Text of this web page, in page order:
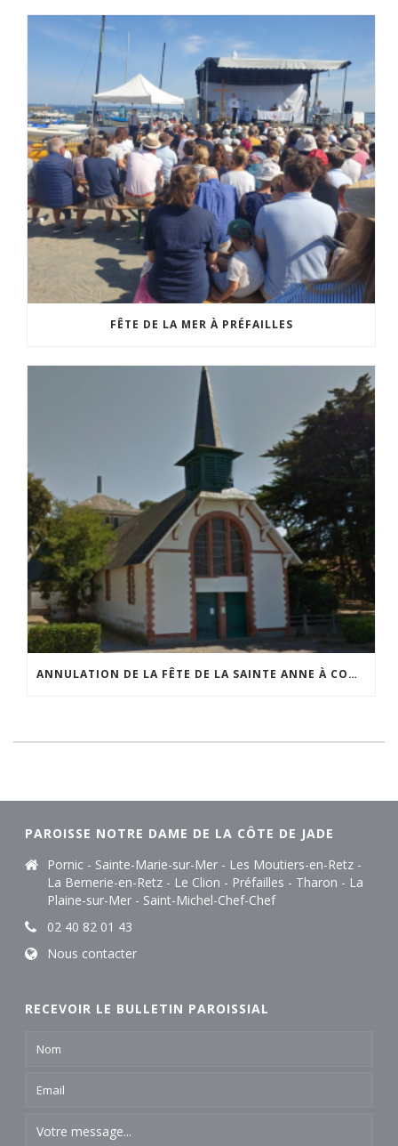
FÊTE DE LA MER À PRÉFAILLES
ANNULATION DE LA FÊTE DE LA SAINTE ANNE À COMBERGE
PAROISSE NOTRE DAME DE LA CÔTE DE JADE
Pornic - Sainte-Marie-sur-Mer - Les Moutiers-en-Retz -
La Bernerie-en-Retz - Le Clion - Préfailles - Tharon - La
Plaine-sur-Mer - Saint-Michel-Chef-Chef
02 40 82 01 43
Nous contacter
RECEVOIR LE BULLETIN PAROISSIAL